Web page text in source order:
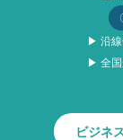
▶ 沿線
▶ 全国
ビジネ